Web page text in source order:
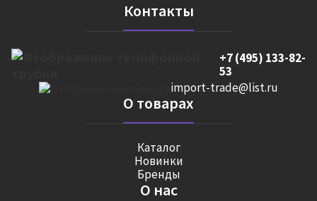
Контакты
+7 (495) 133-82-
53
import-trade@list.ru
О товарах
Каталог
Новинки
Бренды
О нас